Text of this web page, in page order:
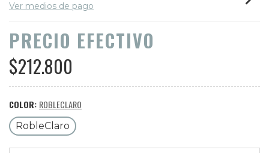
Ver medios de pago
PRECIO EFECTIVO
$212.800
COLOR: ROBLECLARO
RobleClaro